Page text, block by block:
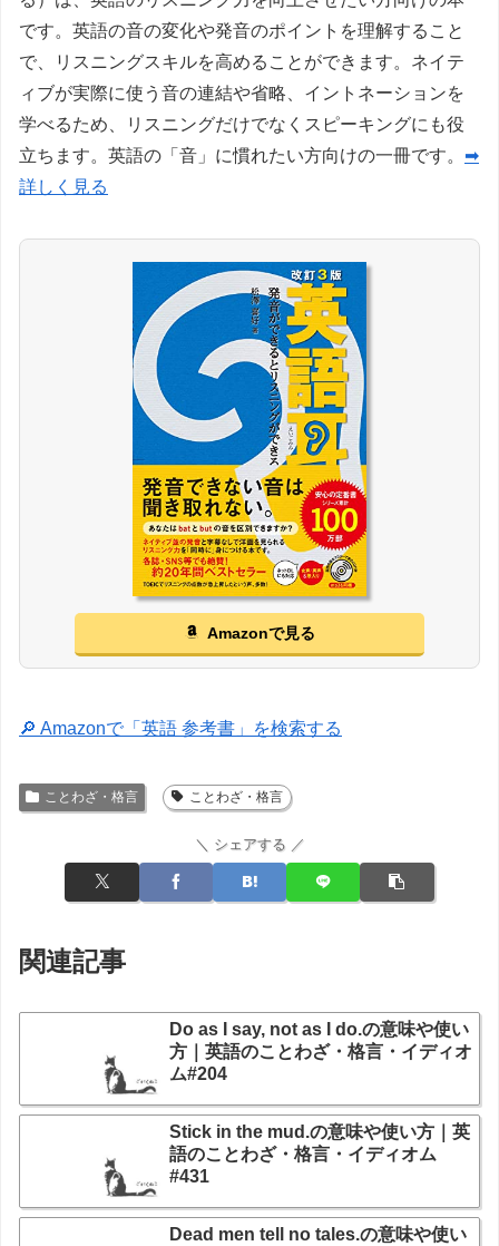
です。英語の音の変化や発音のポイントを理解すること
で、リスニングスキルを高めることができます。ネイテ
ィブが実際に使う音の連結や省略、イントネーションを
学べるため、リスニングだけでなくスピーキングにも役
立ちます。英語の「音」に慣れたい方向けの一冊です。 ➡
詳しく見る
Amazonで見る
🔎 Amazonで「英語 参考書」を検索する
ことわざ・格言 ことわざ・格言
＼ シェアする ／
関連記事
Do as I say, not as I do.の意味や使い
方｜英語のことわざ・格言・イディオ
ム#204
Stick in the mud.の意味や使い方｜英
語のことわざ・格言・イディオム
#431
Dead men tell no tales.の意味や使い